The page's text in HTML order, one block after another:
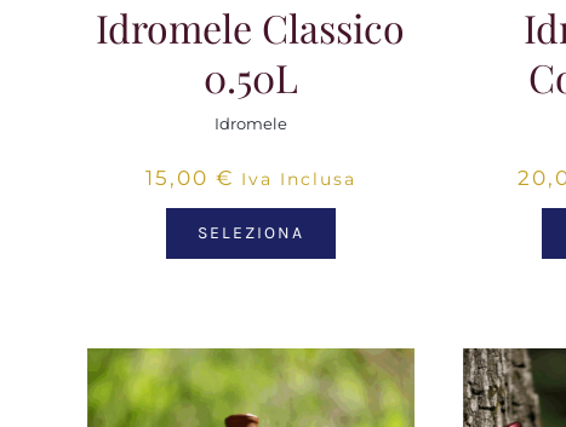
Idromele Classico
0.50L
Idromele
15,00 € Iva Inclusa
SELEZIONA